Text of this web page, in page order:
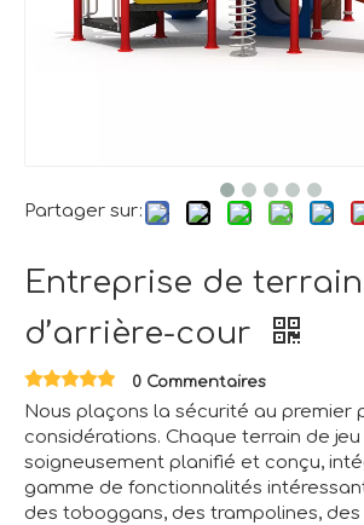
Partager sur:
Entreprise de
d’arrière-cour
0 Commentaires
Nous plaçons la sécurité au premier
considérations. Chaque terrain de
soigneusement planifié et conçu,
gamme de fonctionnalités
des toboggans, des trampolines,